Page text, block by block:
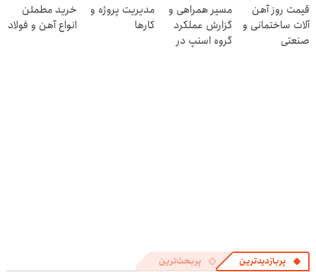
4 قسط
کنی! 👈🏻
پرسش‌نامه
قیمت روز آهن
آلات ساختمانی و
صنعتی
مسیر همراهی و
گزارش عملکرد
گروه اسنپ در
مدیریت پروژه و
کارها
خرید مطمئن
انواع آهن و فولاد
پربازدیدترین پربحث‌ترین